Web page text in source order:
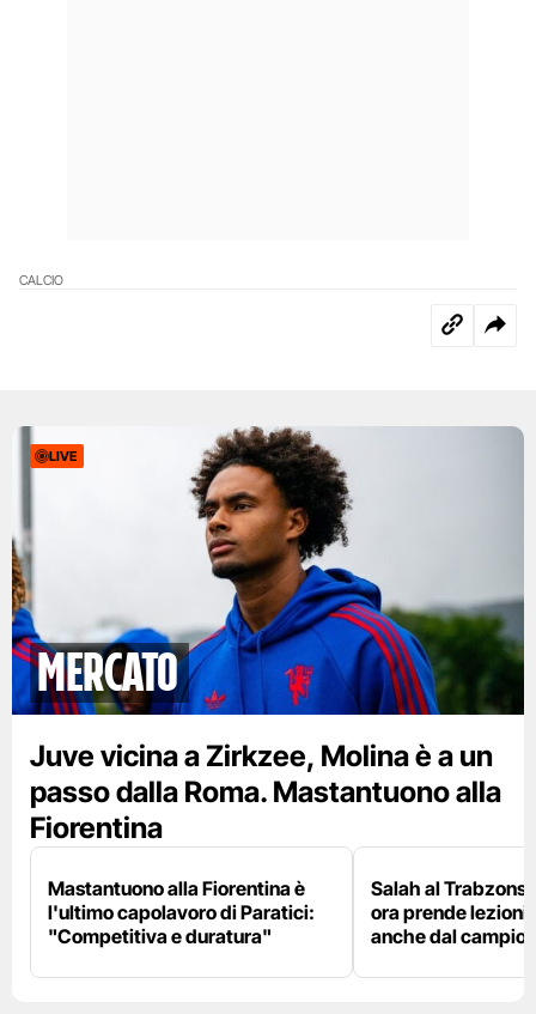
CALCIO
LIVE
mercato
Juve vicina a Zirkzee, Molina è a un
passo dalla Roma. Mastantuono alla
Fiorentina
Mastantuono alla Fiorentina è
l'ultimo capolavoro di Paratici:
"Competitiva e duratura"
Salah al
ora prende lezioni
anche dal